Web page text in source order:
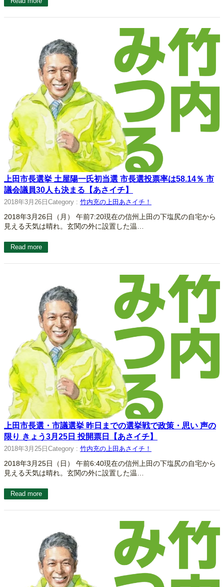
上田市長選挙 土屋陽一氏初当選 市長選投票率は58.14％ 市
議会議員30人も決まる【あさイチ】
2018年3月26日 Category : 竹内充の上田あさイチ！
2018年3月26日（月） 午前7:20現在の信州上田の下塩尻の自宅から
見える天気は晴れ。玄関の外に設置した温…
Read more
上田市長選・市議選挙 昨日までの選挙戦で政策・思い 声の
限り きょう3月25日 投開票日【あさイチ】
2018年3月25日 Category : 竹内充の上田あさイチ！
2018年3月25日（日） 午前6:40現在の信州上田の下塩尻の自宅から
見える天気は晴れ。玄関の外に設置した温…
Read more